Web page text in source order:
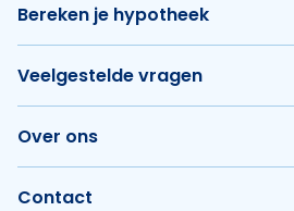
Bereken je hypotheek
Veelgestelde vragen
Over ons
Contact